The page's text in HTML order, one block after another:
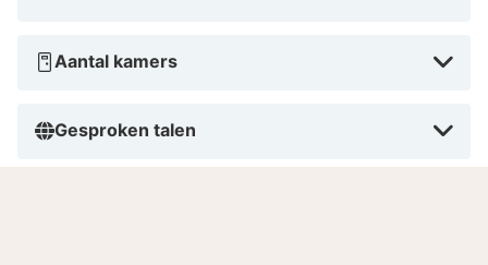
Aantal kamers
Gesproken talen